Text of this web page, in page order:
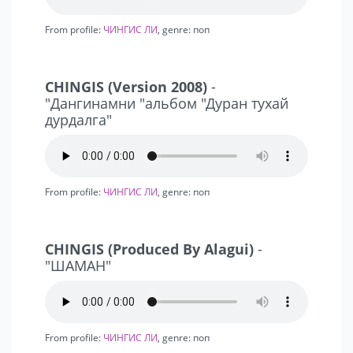
ПРОЖИВАНИЕ:
желательно за городом
1 - ЛЮКС - АПАРТАМЕНТЫ для артиста: большая
кровать
( кондиционер).
В номере должны быть фрукты в холодильнике мин.
с горячей водой, туалет.
ГРИМЕРНЫЕ:
Отдельная гримерная комната, если холодно
(вентилятор). Зеркало обязательно.
From profile: ЧИНГИС ЛИ , genre: поп
CHINGIS (Version 2008) -
"Дангинамни "альбом "Дуран тухай
дурдалга"
From profile: ЧИНГИС ЛИ , genre: поп
CHINGIS (Produced By Alagui) -
"ШАМАН"
From profile: ЧИНГИС ЛИ , genre: поп